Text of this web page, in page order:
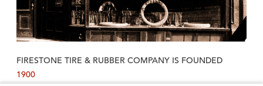
FIRESTONE TIRE & RUBBER COMPANY IS FOUNDED
1900